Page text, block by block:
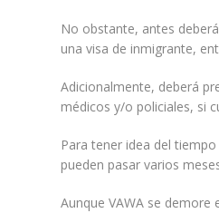
No obstante, antes
una visa de inmigrante,
Adicionalmente, deberá
médicos y/o policiales, si
Para tener idea del
pueden pasar varios
Aunque VAWA se